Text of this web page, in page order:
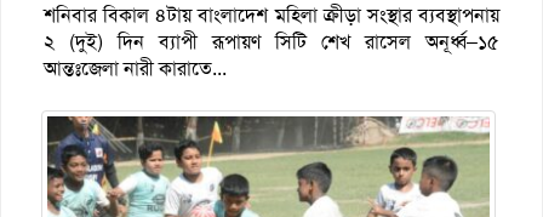
শনিবার বিকাল ৪টায় বাংলাদেশ মহিলা ক্রীড়া সংস্থার ব্যবস্থাপনায়
২ (দুই) দিন ব্যাপী রূপায়ণ সিটি শেখ রাসেল অনূর্ধ্ব–১৫
আন্তঃজেলা নারী কারাতে...